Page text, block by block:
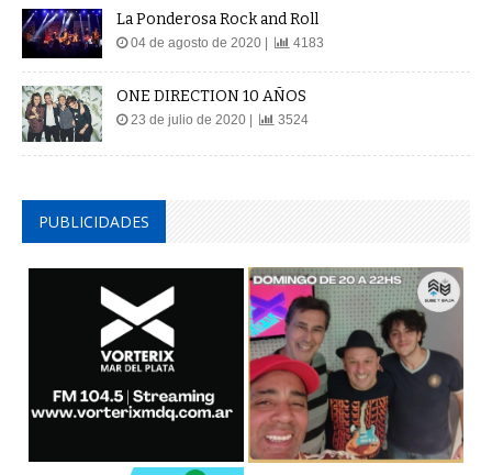
La Ponderosa Rock and Roll
04 de agosto de 2020 | 4183
ONE DIRECTION 10 AÑOS
23 de julio de 2020 | 3524
PUBLICIDADES